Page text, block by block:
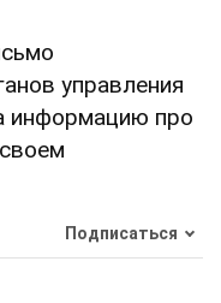
управления
информацию про
Подписаться